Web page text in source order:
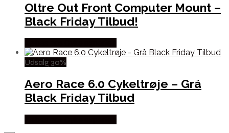
Oltre Out Front Computer Mount –
Black Friday Tilbud!
Udsalg 30%
Aero Race 6.0 Cykeltrøje – Grå
Black Friday Tilbud